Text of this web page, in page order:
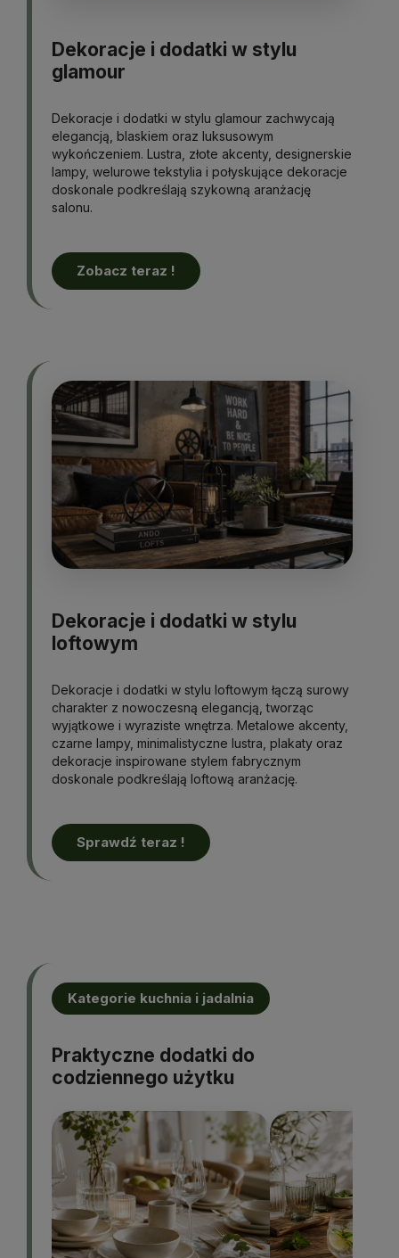
Dekoracje i dodatki w stylu
glamour
Dekoracje i dodatki w stylu glamour zachwycają
elegancją, blaskiem oraz luksusowym
wykończeniem. Lustra, złote akcenty, designerskie
lampy, welurowe tekstylia i połyskujące dekoracje
doskonale podkreślają szykowną aranżację
salonu.
Zobacz teraz !
Dekoracje i dodatki w stylu
loftowym
Dekoracje i dodatki w stylu loftowym łączą surowy
charakter z nowoczesną elegancją, tworząc
wyjątkowe i wyraziste wnętrza. Metalowe akcenty,
czarne lampy, minimalistyczne lustra, plakaty oraz
dekoracje inspirowane stylem fabrycznym
doskonale podkreślają loftową aranżację.
Sprawdź teraz !
Kategorie kuchnia i jadalnia
Praktyczne dodatki do
codziennego użytku